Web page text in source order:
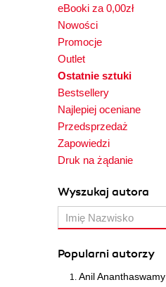
eBooki za 0,00zł
Nowości
Promocje
Outlet
Ostatnie sztuki
Bestsellery
Najlepiej oceniane
Przedsprzedaż
Zapowiedzi
Druk na żądanie
Wyszukaj autora
Popularni autorzy
Anil Ananthaswamy